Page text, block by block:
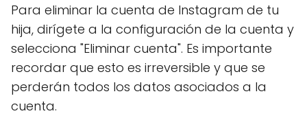
Para eliminar la cuenta de Instagram de tu
hija, dirígete a la configuración de la cuenta y
selecciona "Eliminar cuenta". Es importante
recordar que esto es irreversible y que se
perderán todos los datos asociados a la
cuenta.